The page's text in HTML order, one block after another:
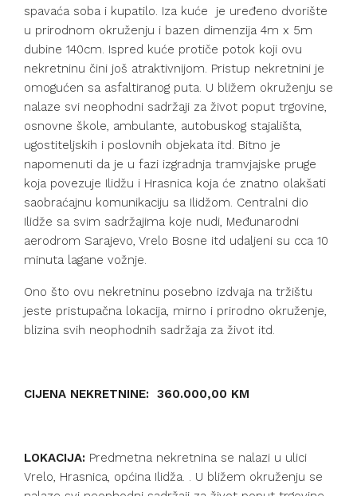
spavaća soba i kupatilo. Iza kuće je uređeno dvorište
u prirodnom okruženju i bazen dimenzija 4m x 5m
dubine 140cm. Ispred kuće protiče potok koji ovu
nekretninu čini još atraktivnijom. Pristup nekretnini je
omogućen sa asfaltiranog puta. U bližem okruženju se
nalaze svi neophodni sadržaji za život poput trgovine,
osnovne škole, ambulante, autobuskog stajališta,
ugostiteljskih i poslovnih objekata itd. Bitno je
napomenuti da je u fazi izgradnja tramvjajske pruge
koja povezuje Ilidžu i Hrasnica koja će znatno olakšati
saobraćajnu komunikaciju sa Ilidžom. Centralni dio
Ilidže sa svim sadržajima koje nudi, Međunarodni
aerodrom Sarajevo, Vrelo Bosne itd udaljeni su cca 10
minuta lagane vožnje.
Ono što ovu nekretninu posebno izdvaja na tržištu
jeste pristupačna lokacija, mirno i prirodno okruženje,
blizina svih neophodnih sadržaja za život itd.
CIJENA NEKRETNINE: 360.000,00 KM
LOKACIJA: Predmetna nekretnina se nalazi u ulici
Vrelo, Hrasnica, općina Ilidža. . U bližem okruženju se